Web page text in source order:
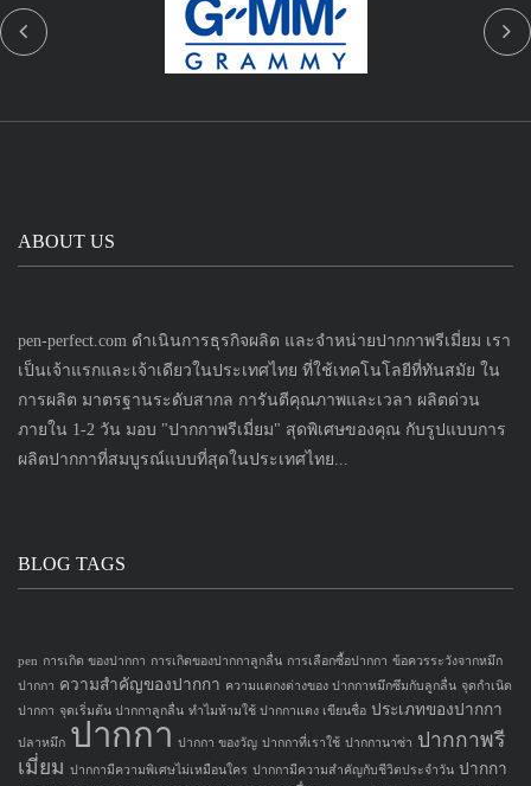
ABOUT US
pen-perfect.com ดำเนินการธุรกิจผลิต และจำหน่ายปากกาพรีเมี่ยม เรา
เป็นเจ้าแรกและเจ้าเดียวในประเทศไทย ที่ใช้เทคโนโลยีที่ทันสมัย ใน
การผลิต มาตรฐานระดับสากล การันตีคุณภาพและเวลา ผลิตด่วน
ภายใน 1-2 วัน มอบ "ปากกาพรีเมี่ยม" สุดพิเศษของคุณ กับรูปแบบการ
ผลิตปากกาที่สมบูรณ์แบบที่สุดในประเทศไทย...
BLOG TAGS
pen การเกิด ของปากกา การเกิดของปากกาลูกลื่น การเลือกซื้อปากกา ข้อควรระวังจากหมึก
ปากกา ความสำคัญของปากกา ความแตกงต่างของ ปากกาหมึกซึมกับลูกลื่น จุดกำเนิด
ปากกา จุดเริ่มต้น ปากกาลูกลื่น ทำไมห้ามใช้ ปากกาแดง เขียนชื่อ ประเภทของปากกา
ปลาหมึก ปากกา ปากกา ของวัญ ปากกาที่เราใช้ ปากกานาซ่า ปากกาพรี
เมี่ยม ปากกามีความพิเศษไม่เหมือนใคร ปากกามีความสำคัญกับชีวิตประจำวัน ปากกา